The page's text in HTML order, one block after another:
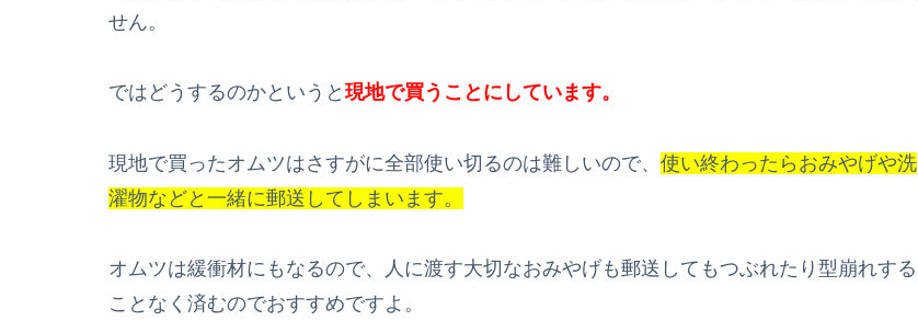
せん。
ではどうするのかというと 現地で買うことにしています。
現地で買ったオムツはさすがに全部使い切るのは難しいので、 使い終わったらおみやげや洗
濯物などと一緒に郵送してしまいます。
オムツは緩衝材にもなるので、人に渡す大切なおみやげも郵送してもつぶれたり型崩れする
ことなく済むのでおすすめですよ。